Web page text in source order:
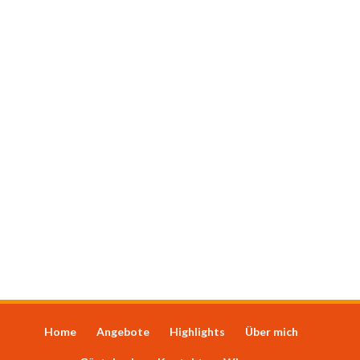
Home Angebote Highlights Über mich